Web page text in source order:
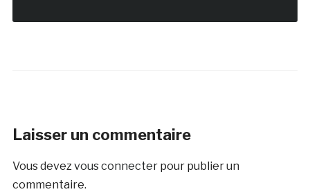
Laisser un commentaire
Vous devezvous connecterpour publier un
commentaire.